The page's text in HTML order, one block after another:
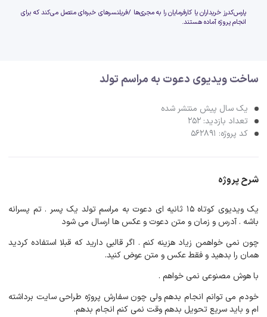
پارس‌کدرز خریداران یا کارفرمایان را به مجری‌ها /فریلنسرهای خبره‌ای متصل می‌کند که برای
انجام پروژه آماده هستند.
ساخت ویدیوی دعوت به مراسم تولد
یک سال پیش منتشر شده
تعداد بازدید: 252
کد پروژه: 562891
شرح پروژه
یک ویدیوی کوتاه 15 ثانیه ای دعوت به مراسم تولد یک پسر . تم پسرانه
باشه . آدرس و زمان و متن دعوت و عکس ها ارسال می شود
چون نمی خواهمن زیاد هزینه کنم . اگر قالبی دارید که قبلا استفاده کردید
همان را بدهید و فقط عکس و متن عوض کنید.
با هوش مصنوعی نمی خواهم .
خودم می توانم انجام بدهم ولی چون سفارش پروژه طراحی سایت برداشته
ام و باید سریع تحویل بدهم وقت نمی کنم انجام بدهم.